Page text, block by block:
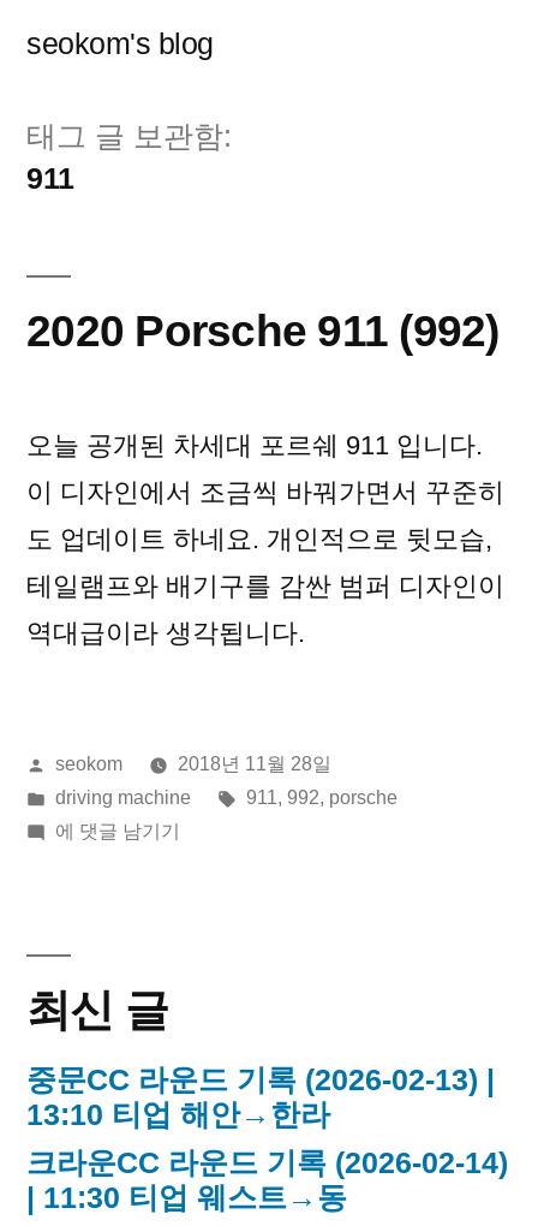
seokom's blog
태그 글 보관함:
911
2020 Porsche 911 (992)
오늘 공개된 차세대 포르쉐 911 입니다.
이 디자인에서 조금씩 바꿔가면서 꾸준히
도 업데이트 하네요. 개인적으로 뒷모습,
테일램프와 배기구를 감싼 범퍼 디자인이
역대급이라 생각됩니다.
올
린
이:
seokom
2018년 11월 28일
게
시
driving machine
태
911, 992, porsche
2020
에 댓글 남기기
최신 글
중문CC 라운드 기록 (2026-02-13) |
13:10 티업 해안→한라
크라운CC 라운드 기록 (2026-02-14)
| 11:30 티업 웨스트→동